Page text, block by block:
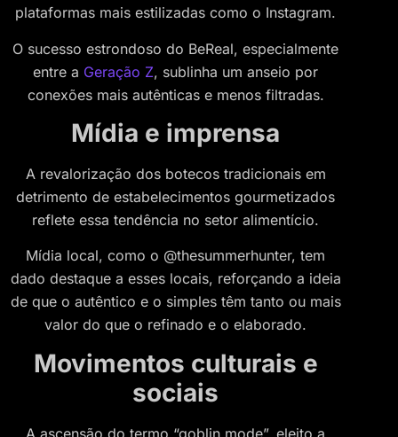
plataformas mais estilizadas como o Instagram.
O sucesso estrondoso do BeReal, especialmente
entre a Geração Z, sublinha um anseio por
conexões mais autênticas e menos filtradas.
Mídia e imprensa
A revalorização dos botecos tradicionais em
detrimento de estabelecimentos gourmetizados
reflete essa tendência no setor alimentício.
Mídia local, como o @thesummerhunter, tem
dado destaque a esses locais, reforçando a ideia
de que o autêntico e o simples têm tanto ou mais
valor do que o refinado e o elaborado.
Movimentos culturais e
sociais
A ascensão do termo “goblin mode”, eleito a